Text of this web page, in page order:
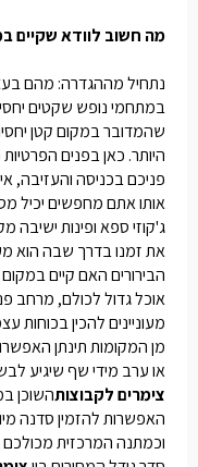
מה חשוב לוודא שקיים
נתחיל מההגדרה: מהם
במתחמי נופש שקטים
היותר. כאן בפנים
פניכם בכניסה והעזיבה,
אותו אתם מחפשים יכיל
ג'קוזי ספא ופינות ישיבה
את זמנו בדרך שבה הוא
הבירורים האם קיים
אוכל גדול לכולם, מרחב
מעוניינים להכין
מן המקומות תינתן
או ערב מידי שף שיגיע
צימרים לקבוצותהשוכן
האפשרות להזמין סדנה
וכמתנה המרכזית מכולכם